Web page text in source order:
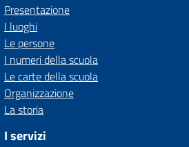
Presentazione
I luoghi
Le persone
I numeri della scuola
Le carte della scuola
Organizzazione
La storia
I servizi